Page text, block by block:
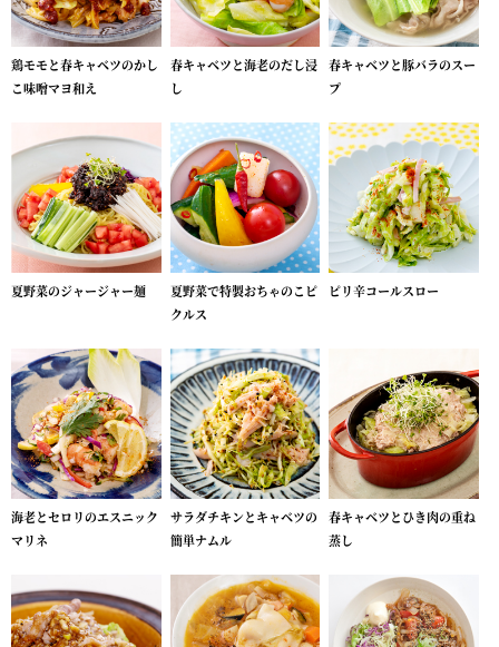
鶏モモと春キャベツのかし
こ味噌マヨ和え
春キャベツと海老のだし浸
し
春キャベツと豚バラのスー
プ
夏野菜のジャージャー麺
夏野菜で特製おちゃのこピ
クルス
ピリ辛コールスロー
海老とセロリのエスニック
マリネ
サラダチキンとキャベツの
簡単ナムル
春キャベツとひき肉の重ね
蒸し